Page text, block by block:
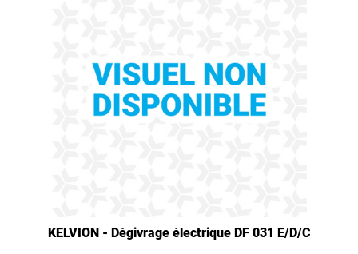
KELVION - Dégivrage électrique DF 031 E/D/C